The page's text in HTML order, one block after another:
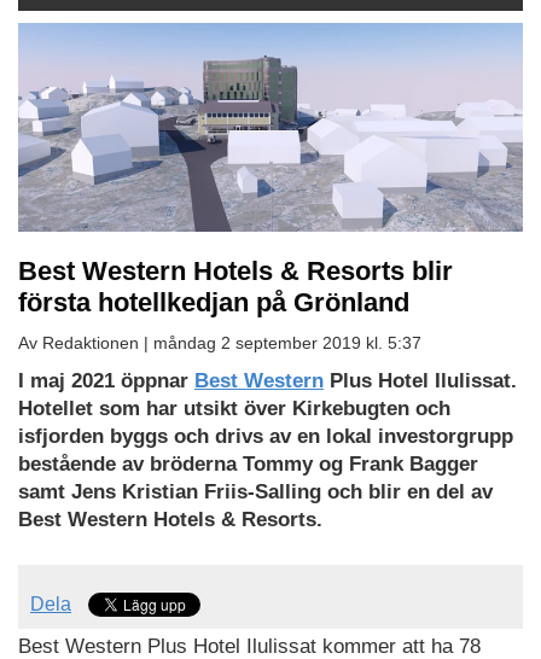
Best Western Hotels & Resorts blir
första hotellkedjan på Grönland
Av Redaktionen | måndag 2 september 2019 kl. 5:37
I maj 2021 öppnar Best Western Plus Hotel Ilulissat.
Hotellet som har utsikt över Kirkebugten och
isfjorden byggs och drivs av en lokal investorgrupp
bestående av bröderna Tommy og Frank Bagger
samt Jens Kristian Friis-Salling och blir en del av
Best Western Hotels & Resorts.
Dela
Best Western Plus Hotel Ilulissat kommer att ha 78